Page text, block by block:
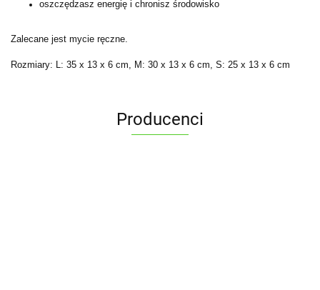
oszczędzasz energię i chronisz środowisko
Zalecane jest mycie ręczne.
Rozmiary: L: 35 x 13 x 6 cm, M: 30 x 13 x 6 cm, S: 25 x 13 x 6 cm
Producenci